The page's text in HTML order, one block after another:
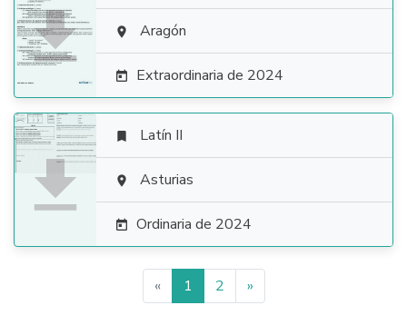
  Aragón
 Extraordinaria de 2024

 Latín II
 Asturias
 Ordinaria de 2024
« 1 2 »